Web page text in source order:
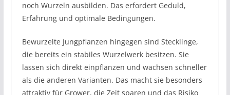
noch Wurzeln ausbilden. Das erfordert Geduld,
Erfahrung und optimale Bedingungen.
Bewurzelte Jungpflanzen hingegen sind Stecklinge,
die bereits ein stabiles Wurzelwerk besitzen. Sie
lassen sich direkt einpflanzen und wachsen schneller
als die anderen Varianten. Das macht sie besonders
attraktiv für Grower, die Zeit sparen und das Risiko